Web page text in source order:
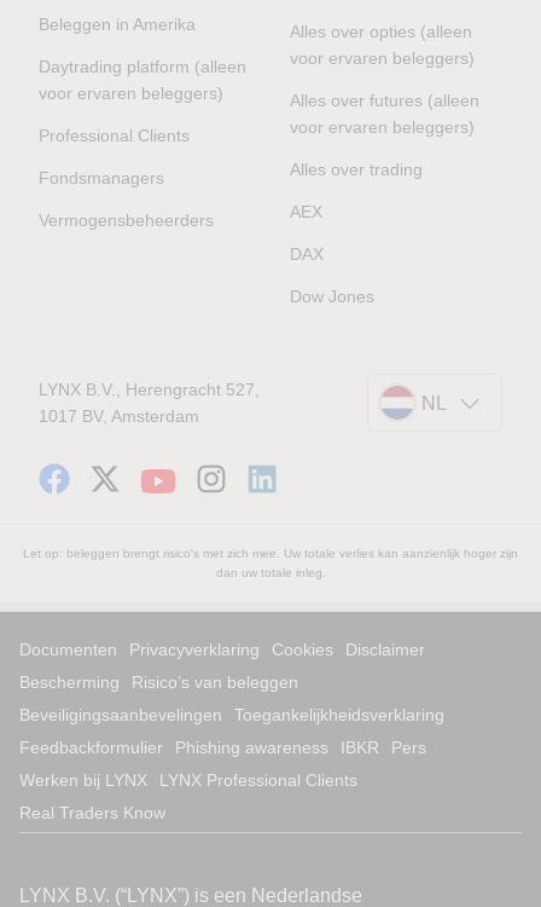
Beleggen in Amerika
Daytrading platform (alleen
voor ervaren beleggers)
Professional Clients
Fondsmanagers
Vermogensbeheerders
Alles over opties (alleen
voor ervaren beleggers)
Alles over futures (alleen
voor ervaren beleggers)
Alles over trading
AEX
DAX
Dow Jones
LYNX B.V., Herengracht 527,
1017 BV, Amsterdam
NL
Let op: beleggen brengt risico's met zich mee. Uw totale verlies kan aanzienlijk hoger zijn
dan uw totale inleg.
Documenten Privacyverklaring Cookies
Disclaimer
Bescherming
Risico’s van beleggen
Beveiligingsaanbevelingen
Toegankelijkheidsverklaring
Feedbackformulier
Phishing awareness IBKR
Pers
Werken bij LYNX
LYNX Professional Clients
Real Traders Know